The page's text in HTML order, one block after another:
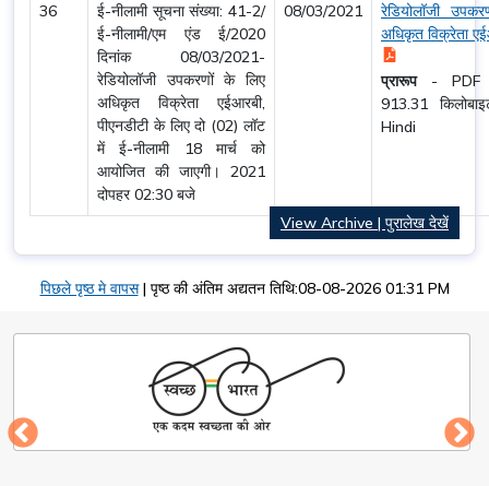
36
ई-नीलामी सूचना संख्या: 41-2/
ई-नीलामी/एम एंड ई/2020
दिनांक 08/03/2021-
रेडियोलॉजी उपकरणों के लिए
अधिकृत विक्रेता एईआरबी,
पीएनडीटी के लिए दो (02) लॉट
में ई-नीलामी 18 मार्च को
आयोजित की जाएगी। 2021
दोपहर 02:30 बजे
08/03/2021
रेडियोलॉजी
अधिकृत विक्रेता
प्रारूप- PDF
913.31
Hindi
View Archive | पुरालेख देखें
पिछले पृष्ठ मे वापस | पृष्ठ की अंतिम अद्यतन तिथि:08-08-2026 01:31 PM